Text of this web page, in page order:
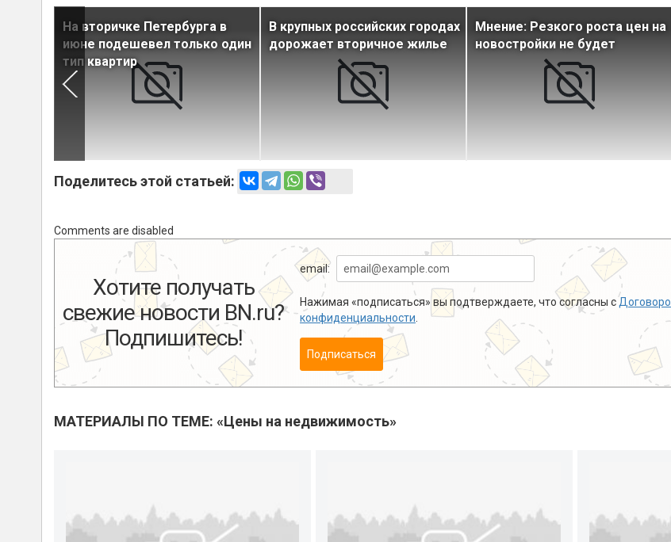
На вторичке Петербурга в
июне подешевел только один
тип квартир
В крупных российских городах
дорожает вторичное жилье
Мнение: Резкого роста цен на
новостройки не будет
Поделитесь этой статьей:
Comments are disabled
Хотите получать
свежие новости BN.ru?
Подпишитесь!
email:
Нажимая «подписаться» вы подтверждаете, что согласны с
конфиденциальности
Подписаться
МАТЕРИАЛЫ ПО ТЕМЕ: «Цены на недвижимость»